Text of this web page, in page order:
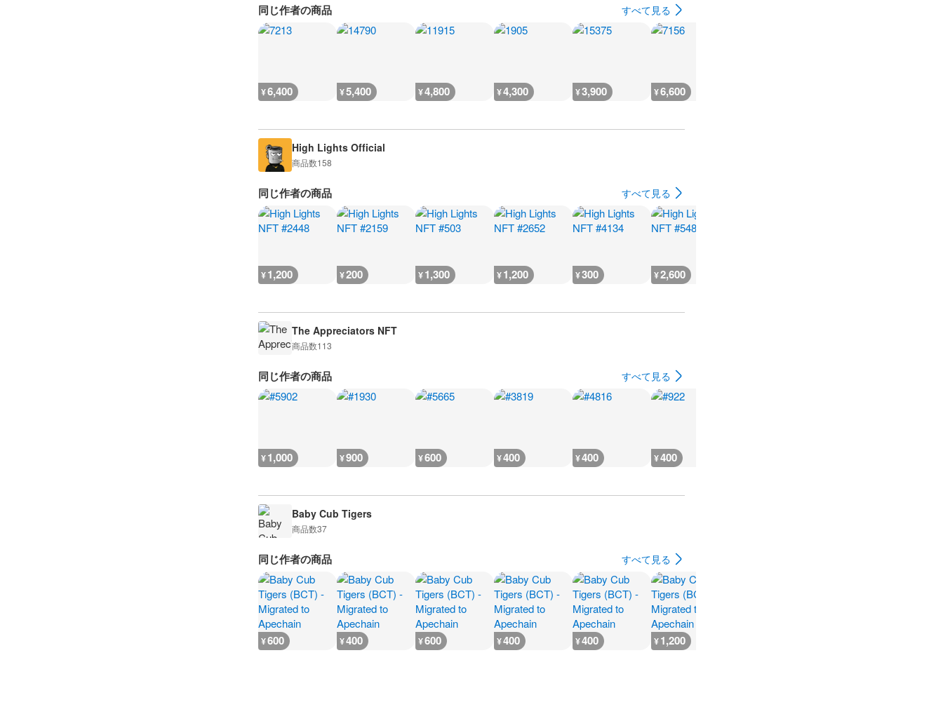
同じ作者の商品 すべて見る
¥6,400 ¥5,400 ¥4,800 ¥4,300 ¥3,900 ¥6,600
High Lights Official
商品数158
同じ作者の商品 すべて見る
¥1,200 ¥200 ¥1,300 ¥1,200 ¥300 ¥2,600
The Appreciators NFT
商品数113
同じ作者の商品 すべて見る
¥1,000 ¥900 ¥600 ¥400 ¥400 ¥400
Baby Cub Tigers
商品数37
同じ作者の商品 すべて見る
¥600 ¥400 ¥600 ¥400 ¥400 ¥1,200